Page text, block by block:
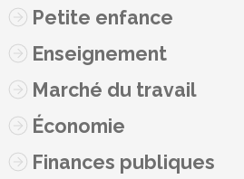
Petite enfance
Enseignement
Marché du travail
Économie
Finances publiques